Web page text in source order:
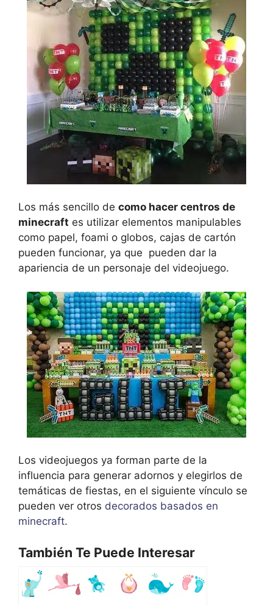
Los más sencillo de como hacer centros de
minecraft es utilizar elementos manipulables
como papel, foami o globos, cajas de cartón
pueden funcionar, ya que pueden dar la
apariencia de un personaje del videojuego.
Los videojuegos ya forman parte de la
influencia para generar adornos y elegirlos de
temáticas de fiestas, en el siguiente vínculo se
pueden ver otros decorados basados en
minecraft.
También Te Puede Interesar